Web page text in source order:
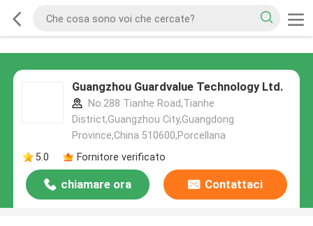
Guangzhou Guardvalue Technology Ltd.
No.288 Tianhe Road,Tianhe
District,Guangzhou City,Guangdong
Province,China 510600,Porcellana
5.0
Fornitore verificato
chiamare ora Contattaci